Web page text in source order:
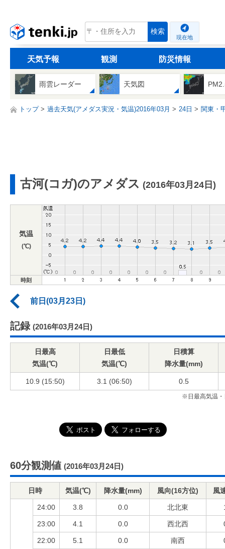
tenki.jp 検索
現在地
天気予報 観測 防災情報
雨雲レーダー 天気図
トップ 過去天気(アメダス実況・気温)2016年03月 24日 関東・
古河(コガ)のアメダス (2016年03月24日)
気温
(℃)
時刻
前日(03月23日)
記録 (2016年03月24日)
日最高
気温(℃)
日最低
気温(℃)
日積算
降水量(mm)
10.9 (15:50) 3.1 (06:50) 0.5
※日最高気温・
60分観測値 (2016年03月24日)
日時 気温(℃) 降水量(mm) 風向(16方位) 風
24:00 3.8 0.0 北北東
23:00 4.1 0.0 西北西
22:00 5.1 0.0 南西